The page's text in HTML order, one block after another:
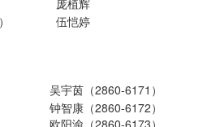
伍恺婷
吴宇茵（2860-6171）
钟智康（2860-6172）
欧阳渝（2860-6173）